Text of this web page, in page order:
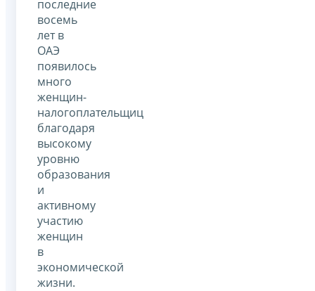
последние
восемь
лет в
ОАЭ
появилось
много
женщин-
налогоплательщиц
благодаря
высокому
уровню
образования
и
активному
участию
женщин
в
экономической
жизни.